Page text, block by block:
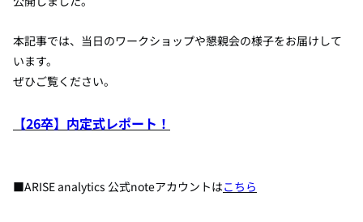
本記事では、当日のワークショップや懇親会の様子をお届けして
います。
ぜひご覧ください。
【26卒】内定式レポート！
■ARISE analytics 公式noteアカウントはこちら